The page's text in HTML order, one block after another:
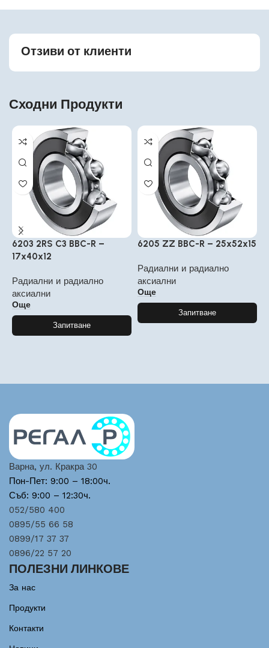
Отзиви от клиенти
Сходни Продукти
6203 2RS C3 BBC-R –
17x40x12
Радиални и радиално
аксиални
Още
Запитване
6205 ZZ BBC-R – 25x52x15
Радиални и радиално
аксиални
Още
Запитване
Варна, ул. Кракра 30
Пон-Пет: 9:00 – 18:00ч.
Съб: 9:00 – 12:30ч.
052/580 400
0895/55 66 58
0899/17 37 37
0896/22 57 20
ПОЛЕЗНИ ЛИНКОВЕ
За нас
Продукти
Контакти